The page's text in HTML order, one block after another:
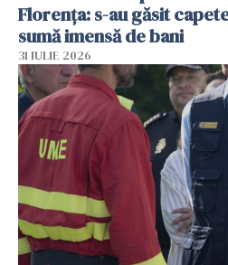
Florența: s-au găsit
sumă imensă de bani
31 IULIE 2026